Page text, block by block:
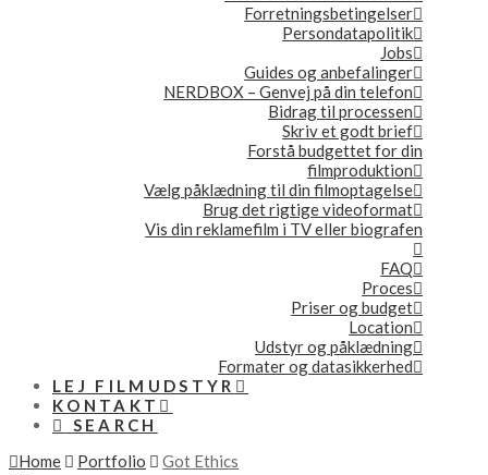
Forretningsbetingelser
Persondatapolitik
Jobs
Guides og anbefalinger
NERDBOX – Genvej på din telefon
Bidrag til processen
Skriv et godt brief
Forstå budgettet for din
filmproduktion
Vælg påklædning til din filmoptagelse
Brug det rigtige videoformat
Vis din reklamefilm i TV eller biografen
FAQ
Proces
Priser og budget
Location
Udstyr og påklædning
Formater og datasikkerhed
LEJ FILMUDSTYR
KONTAKT
SEARCH
Home
Portfolio Got Ethics